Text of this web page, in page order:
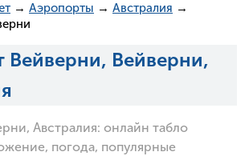
→ Аэропорты → Австралия →
Вейверни, Вейверни,
Австралия: онлайн табло
погода, популярные